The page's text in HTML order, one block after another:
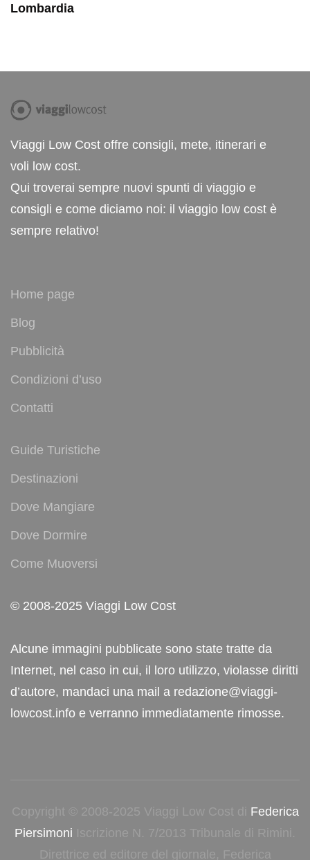
Lombardia
Viaggi Low Cost offre consigli, mete, itinerari e
voli low cost.
Qui troverai sempre nuovi spunti di viaggio e
consigli e come diciamo noi: il viaggio low cost è
sempre relativo!
Home page
Blog
Pubblicità
Condizioni d’uso
Contatti
Guide Turistiche
Destinazioni
Dove Mangiare
Dove Dormire
Come Muoversi
© 2008-2025 Viaggi Low Cost
Alcune immagini pubblicate sono state tratte da
Internet, nel caso in cui, il loro utilizzo, violasse diritti
d’autore, mandaci una mail a redazione@viaggi-
lowcost.info e verranno immediatamente rimosse.
Copyright © 2008-2025 Viaggi Low Cost di Federica
Piersimoni Iscrizione N. 7/2013 Tribunale di Rimini.
Direttrice ed editore del giornale, Federica